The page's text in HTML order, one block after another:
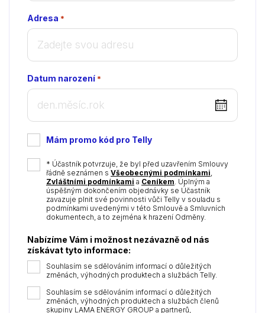
Adresa *
Datum narození *
DD
dot
MM
dot
YYYY
Mám promo kód pro Telly
* Účastník potvrzuje, že byl před uzavřením Smlouvy
řádně seznámen s Všeobecnými podmínkami,
Zvláštními podmínkami a Ceníkem. Úplným a
úspěšným dokončením objednávky se Účastník
zavazuje plnit své povinnosti vůči Telly v souladu s
podmínkami uvedenými v této Smlouvě a Smluvních
dokumentech, a to zejména k hrazení Odměny.
Nabízíme Vám i možnost nezávazně od nás
získávat tyto informace:
Souhlasím se sdělováním informací o důležitých
změnách, výhodných produktech a službách Telly.
Souhlasím se sdělováním informací o důležitých
změnách, výhodných produktech a službách členů
skupiny LAMA ENERGY GROUP a partnerů,